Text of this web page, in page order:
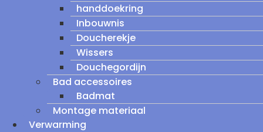
handdoekring
Inbouwnis
Doucherekje
Wissers
Douchegordijn
Bad accessoires
Badmat
Montage materiaal
Verwarming